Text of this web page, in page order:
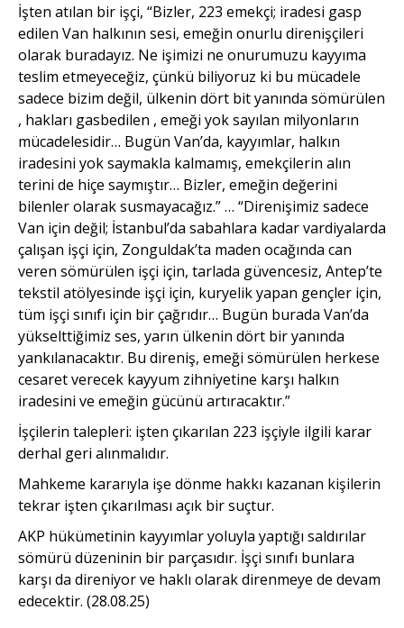
İşten atılan bir işçi, “Bizler, 223 emekçi; iradesi gasp
edilen Van halkının sesi, emeğin onurlu direnişçileri
olarak buradayız. Ne işimizi ne onurumuzu kayyıma
teslim etmeyeceğiz, çünkü biliyoruz ki bu mücadele
sadece bizim değil, ülkenin dört bit yanında sömürülen
, hakları gasbedilen , emeği yok sayılan milyonların
mücadelesidir… Bugün Van’da, kayyımlar, halkın
iradesini yok saymakla kalmamış, emekçilerin alın
terini de hiçe saymıştır… Bizler, emeğin değerini
bilenler olarak susmayacağız.” … “Direnişimiz sadece
Van için değil; İstanbul’da sabahlara kadar vardiyalarda
çalışan işçi için, Zonguldak’ta maden ocağında can
veren sömürülen işçi için, tarlada güvencesiz, Antep’te
tekstil atölyesinde işçi için, kuryelik yapan gençler için,
tüm işçi sınıfı için bir çağrıdır… Bugün burada Van’da
yükselttiğimiz ses, yarın ülkenin dört bir yanında
yankılanacaktır. Bu direniş, emeği sömürülen herkese
cesaret verecek kayyum zihniyetine karşı halkın
iradesini ve emeğin gücünü artıracaktır.”
İşçilerin talepleri: işten çıkarılan 223 işçiyle ilgili karar
derhal geri alınmalıdır.
Mahkeme kararıyla işe dönme hakkı kazanan kişilerin
tekrar işten çıkarılması açık bir suçtur.
AKP hükümetinin kayyımlar yoluyla yaptığı saldırılar
sömürü düzeninin bir parçasıdır. İşçi sınıfı bunlara
karşı da direniyor ve haklı olarak direnmeye de devam
edecektir. (28.08.25)